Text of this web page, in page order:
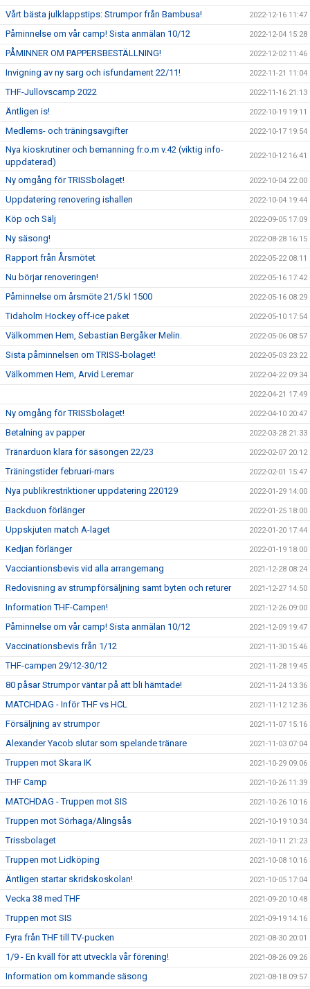
Vårt bästa julklappstips: Strumpor från Bambusa! 2022-12-16 11:47
Påminnelse om vår camp! Sista anmälan 10/12 2022-12-04 15:28
PÅMINNER OM PAPPERSBESTÄLLNING! 2022-12-02 11:46
Invigning av ny sarg och isfundament 22/11! 2022-11-21 11:04
THF-Jullovscamp 2022 2022-11-16 21:13
Äntligen is! 2022-10-19 19:11
Medlems- och träningsavgifter 2022-10-17 19:54
Nya kioskrutiner och bemanning fr.o.m v.42 (viktig info-
uppdaterad)
2022-10-12 16:41
Ny omgång för TRISSbolaget! 2022-10-04 22:00
Uppdatering renovering ishallen 2022-10-04 19:44
Köp och Sälj 2022-09-05 17:09
Ny säsong! 2022-08-28 16:15
Rapport från Årsmötet 2022-05-22 08:11
Nu börjar renoveringen! 2022-05-16 17:42
Påminnelse om årsmöte 21/5 kl 1500 2022-05-16 08:29
Tidaholm Hockey off-ice paket 2022-05-10 17:54
Välkommen Hem, Sebastian Bergåker Melin. 2022-05-06 08:57
Sista påminnelsen om TRISS-bolaget! 2022-05-03 23:22
Välkommen Hem, Arvid Leremar 2022-04-22 09:34
2022-04-21 17:49
Ny omgång för TRISSbolaget! 2022-04-10 20:47
Betalning av papper 2022-03-28 21:33
Tränarduon klara för säsongen 22/23 2022-02-07 20:12
Träningstider februari-mars 2022-02-01 15:47
Nya publikrestriktioner uppdatering 220129 2022-01-29 14:00
Backduon förlänger 2022-01-25 18:00
Uppskjuten match A-laget 2022-01-20 17:44
Kedjan förlänger 2022-01-19 18:00
Vacciantionsbevis vid alla arrangemang 2021-12-28 08:24
Redovisning av strumpförsäljning samt byten och returer 2021-12-27 14:50
Information THF-Campen! 2021-12-26 09:00
Påminnelse om vår camp! Sista anmälan 10/12 2021-12-09 19:47
Vaccinationsbevis från 1/12 2021-11-30 15:46
THF-campen 29/12-30/12 2021-11-28 19:45
80 påsar Strumpor väntar på att bli hämtade! 2021-11-24 13:36
MATCHDAG - Inför THF vs HCL 2021-11-12 12:36
Försäljning av strumpor 2021-11-07 15:16
Alexander Yacob slutar som spelande tränare 2021-11-03 07:04
Truppen mot Skara IK 2021-10-29 09:06
THF Camp 2021-10-26 11:39
MATCHDAG - Truppen mot SIS 2021-10-26 10:16
Truppen mot Sörhaga/Alingsås 2021-10-19 10:34
Trissbolaget 2021-10-11 21:23
Truppen mot Lidköping 2021-10-08 10:16
Äntligen startar skridskoskolan! 2021-10-05 17:04
Vecka 38 med THF 2021-09-20 10:48
Truppen mot SIS 2021-09-19 14:16
Fyra från THF till TV-pucken 2021-08-30 20:01
1/9 - En kväll för att utveckla vår förening! 2021-08-26 09:26
Information om kommande säsong 2021-08-18 09:57